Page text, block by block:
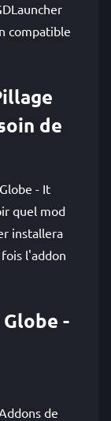
compatible
de
- It
quel mod
installera
l'addon
-
de